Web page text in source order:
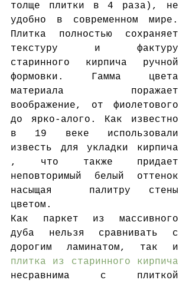
толще плитки в 4 раза), не
удобно в современном мире.
Плитка полностью сохраняет
текстуру и фактуру
старинного кирпича ручной
формовки. Гамма цвета
материала поражает
воображение, от фиолетового
до ярко-алого. Как известно
в 19 веке использовали
известь для укладки кирпича
, что также придает
неповторимый белый оттенок
насыщая  палитру стены
цветом.
Как паркет из массивного
дуба нельзя сравнивать с
плитка из старинного кирпича
несравнима с плиткой